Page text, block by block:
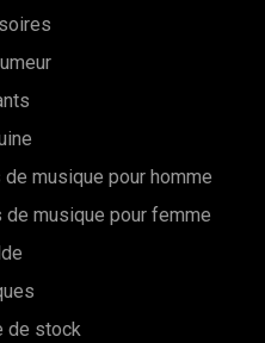
musique pour homme
musique pour femme
de stock